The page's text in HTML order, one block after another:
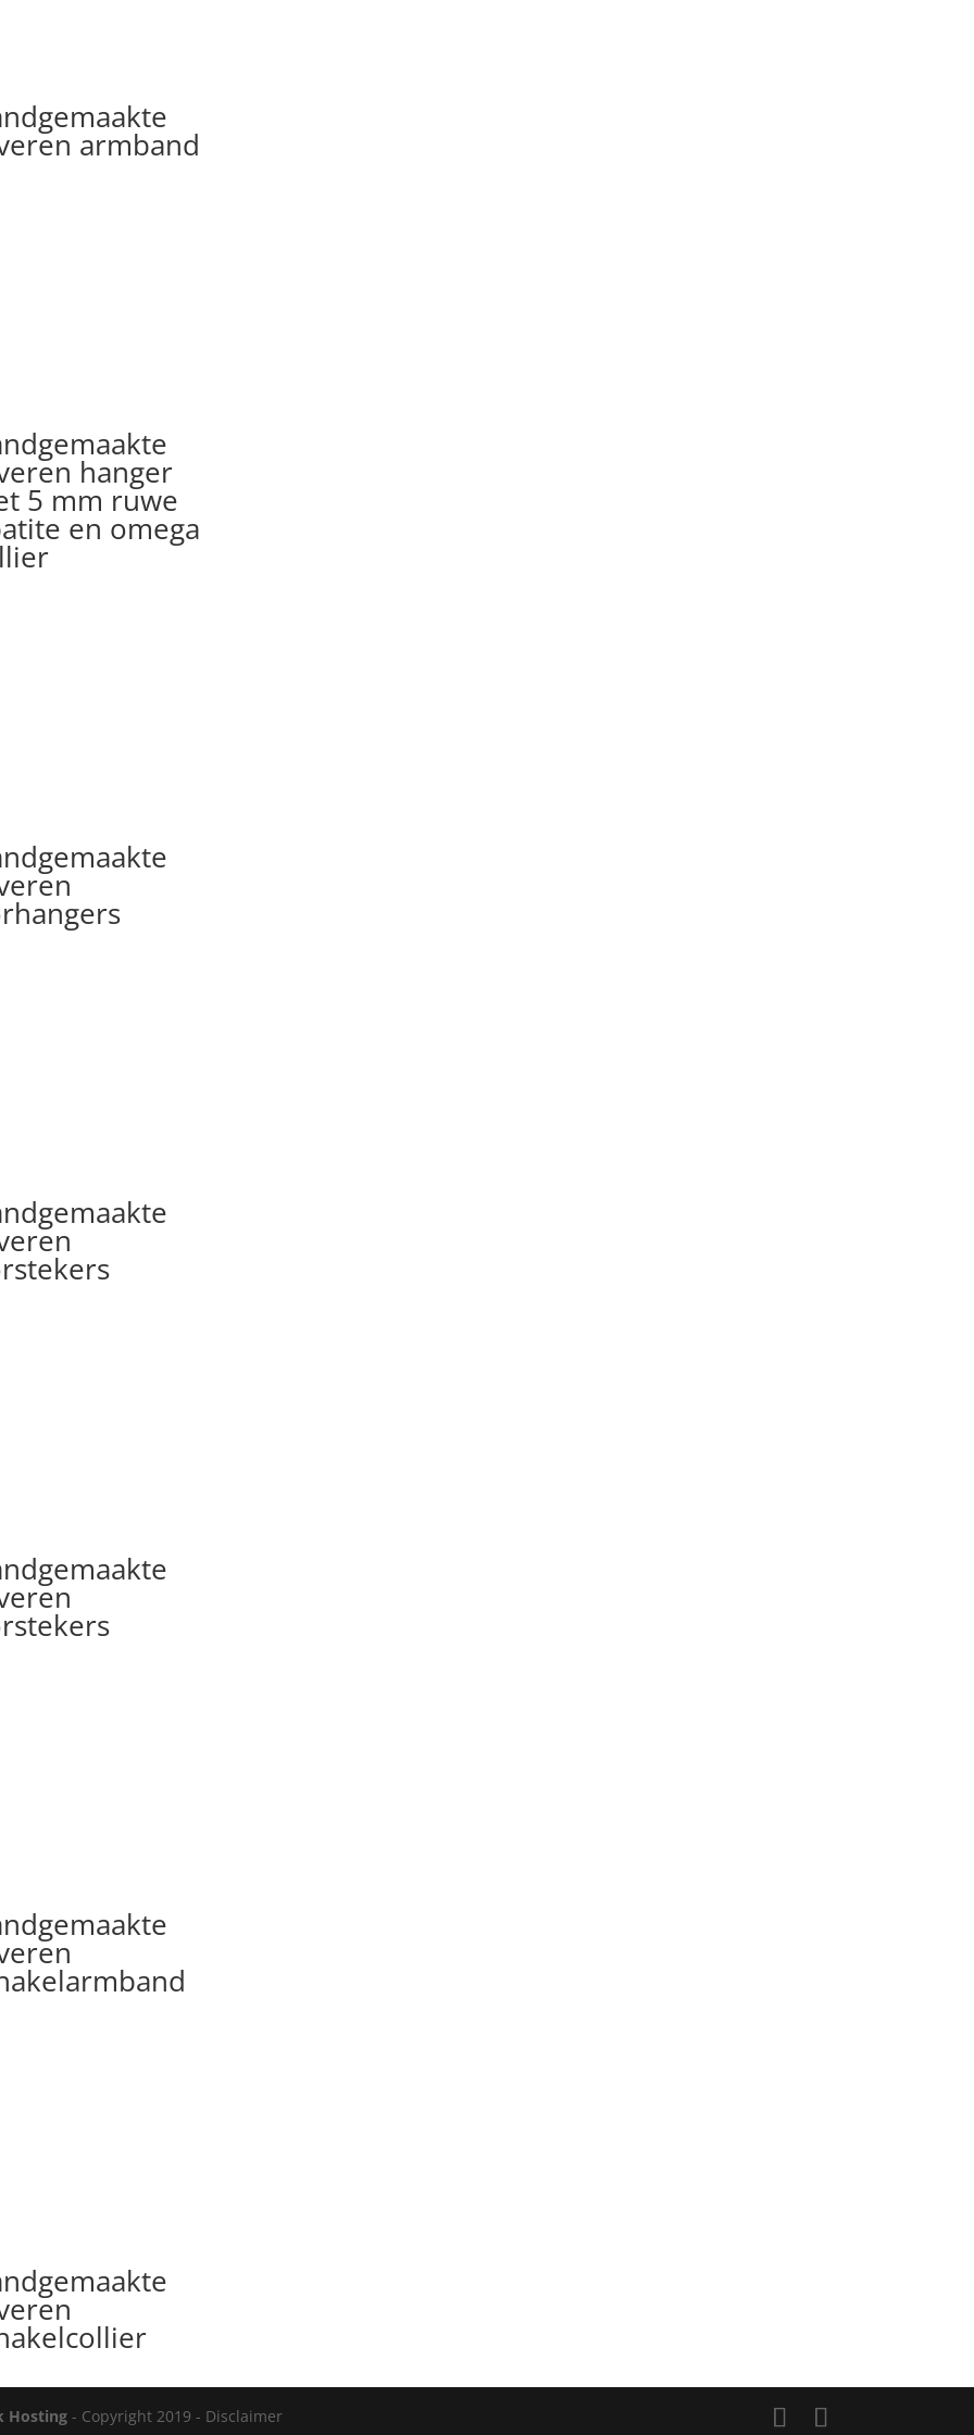
armband
hanger
5 mm ruwe
en omega
Hosting- Copyright 2019 - Disclaimer